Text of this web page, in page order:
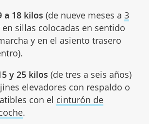
a 18 kilos (de nueve meses a 3
en sillas colocadas en sentido
y en el asiento trasero
y 25 kilos (de tres a seis años)
elevadores con respaldo o
con el cinturón de
.